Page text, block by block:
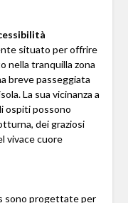
situato per offrire
nella tranquilla zona
breve passeggiata
La sua vicinanza a
ospiti possono
dei graziosi
vivace cuore
sono progettate per